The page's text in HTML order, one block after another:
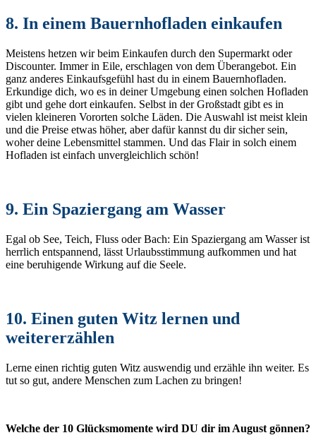
8. In einem Bauernhofladen einkaufen
Meistens hetzen wir beim Einkaufen durch den Supermarkt oder
Discounter. Immer in Eile, erschlagen von dem Überangebot. Ein
ganz anderes Einkaufsgefühl hast du in einem Bauernhofladen.
Erkundige dich, wo es in deiner Umgebung einen solchen Hofladen
gibt und gehe dort einkaufen. Selbst in der Großstadt gibt es in
vielen kleineren Vororten solche Läden. Die Auswahl ist meist klein
und die Preise etwas höher, aber dafür kannst du dir sicher sein,
woher deine Lebensmittel stammen. Und das Flair in solch einem
Hofladen ist einfach unvergleichlich schön!
9. Ein Spaziergang am Wasser
Egal ob See, Teich, Fluss oder Bach: Ein Spaziergang am Wasser ist
herrlich entspannend, lässt Urlaubsstimmung aufkommen und hat
eine beruhigende Wirkung auf die Seele.
10. Einen guten Witz lernen und
weitererzählen
Lerne einen richtig guten Witz auswendig und erzähle ihn weiter. Es
tut so gut, andere Menschen zum Lachen zu bringen!
Welche der 10 Glücksmomente wird DU dir im August gönnen?